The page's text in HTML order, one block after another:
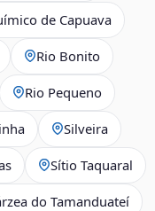
de Capuava
Rio Bonito
Rio Pequeno
Silveira
Sítio Taquaral
do Tamanduateí